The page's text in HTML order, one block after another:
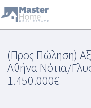
(Προς Πώληση)
Αθήνα Νότια/
1.450.000€